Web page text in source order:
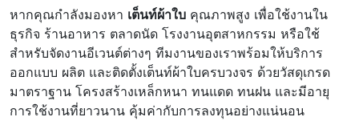
หากคุณกำลังมองหา เต็นท์ผ้าใบ คุณภาพสูง เพื่อใช้งานใน
ธุรกิจ ร้านอาหาร ตลาดนัด โรงงานอุตสาหกรรม หรือใช้
สำหรับจัดงานอีเวนต์ต่างๆ ทีมงานของเราพร้อมให้บริการ
ออกแบบ ผลิต และติดตั้งเต็นท์ผ้าใบครบวงจร ด้วยวัสดุเกรด
มาตราฐาน โครงสร้างเหล็กหนา ทนแดด ทนฝน และมีอายุ
การใช้งานที่ยาวนาน คุ้มค่ากับการลงทุนอย่างแน่นอน